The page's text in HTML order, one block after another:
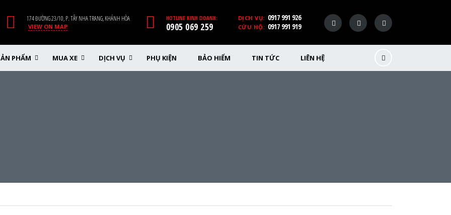
DỊCH VỤ: 0917 991 926
CỨU HỘ: 0917 991 919
HOTLINE KINH DOANH:
0905 069 259
174 ĐƯỜNG 23/10, P. TÂY NHA TRANG, KHÁNH HÒA
VIEW ON MAP
PHẨM MUA XE DỊCH VỤ PHỤ KIỆN BẢO HIỂM TIN TỨC LIÊN HỆ